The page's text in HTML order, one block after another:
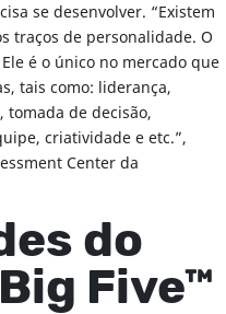
se desenvolver. “Existem
traços de personalidade. O
é o único no mercado que
tais como: liderança,
de decisão,
criatividade e etc.”,
Center da
do
Five™